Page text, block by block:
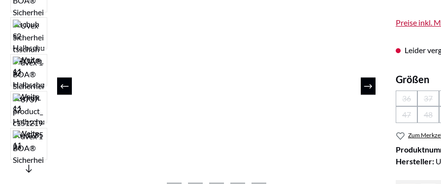
Preise inkl.
Leider
Größen
36
(Diese
37
47
(Diese
48
Zum
Hersteller: